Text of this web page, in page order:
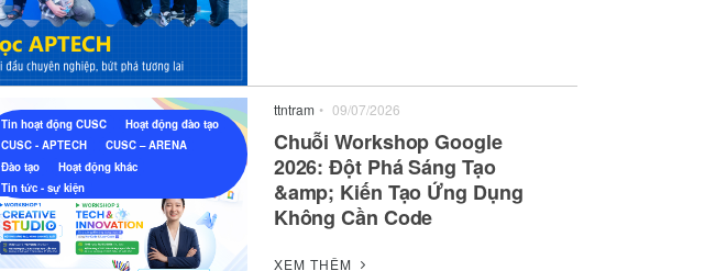
Tin hoạt động CUSC
Hoạt động đào tạo
CUSC - APTECH
CUSC – ARENA
Đào tạo
Hoạt động khác
Tin tức - sự kiện
ttntram • 09/07/2026
Chuỗi Workshop Google
2026: Đột Phá Sáng Tạo
&amp; Kiến Tạo Ứng Dụng
Không Cần Code
XEM THÊM